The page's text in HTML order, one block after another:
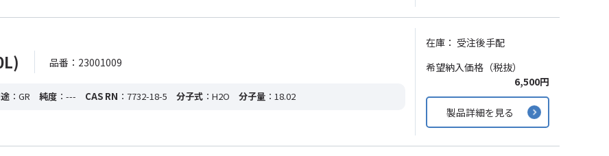
品番：23001009
：GR 純度 ：--- CAS RN ：7732-18-5 分子式 ：H2O 分子量 ：18.02
在庫： 受注後手配
希望納入価格（税抜）
6,500円
製品詳細を見る